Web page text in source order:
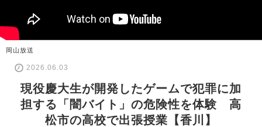
岡山放送
2026.06.03
現役慶大生が開発したゲームで犯罪に加
担する「闇バイト」の危険性を体験 高
松市の高校で出張授業【香川】